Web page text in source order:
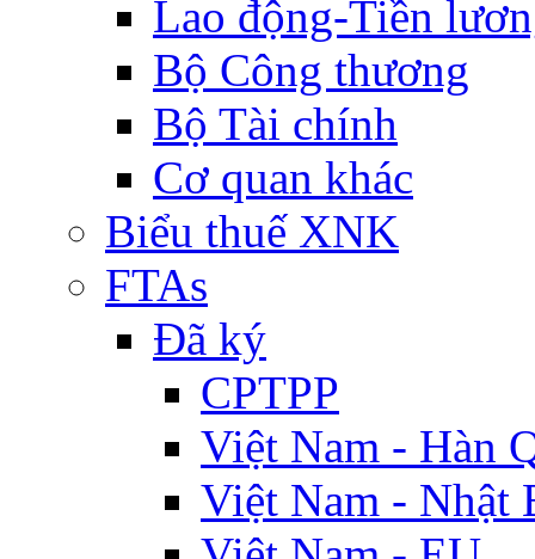
Lao động-Tiền
Bộ Công thương
Bộ Tài chính
Cơ quan khác
Biểu thuế XNK
FTAs
Đã ký
CPTPP
Việt Nam - Hàn
Việt Nam - Nhật